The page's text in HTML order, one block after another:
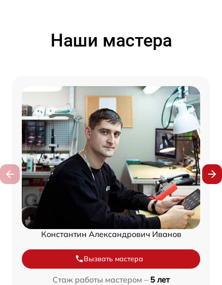
Наши мастера
Константин Александрович Иванов
Вызвать мастера
Стаж работы мастером – 5 лет